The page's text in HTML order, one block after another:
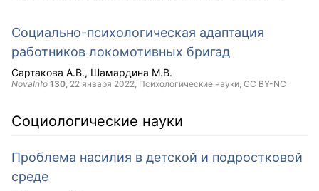
Социально-психологическая адаптация
работников локомотивных бригад
Сартакова А.В. Шамардина М.В.
NovaInfo 130, 22 января 2022, Психологические науки, CC BY-NC
Социологические науки
Проблема насилия в детской и подростковой
среде